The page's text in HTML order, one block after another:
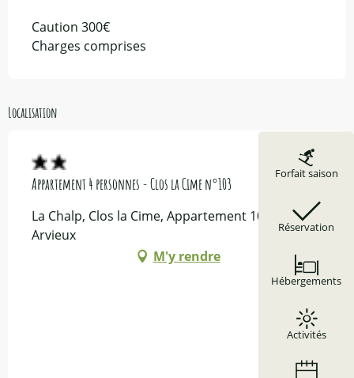
Forfait saison
Réservation
Hébergements
Activités
Caution 300€
Charges comprises
Localisation
Appartement 4 personnes - Clos la Cime n°103
La Chalp, Clos la Cime, Appartement 103, 05350
Arvieux
M'y rendre